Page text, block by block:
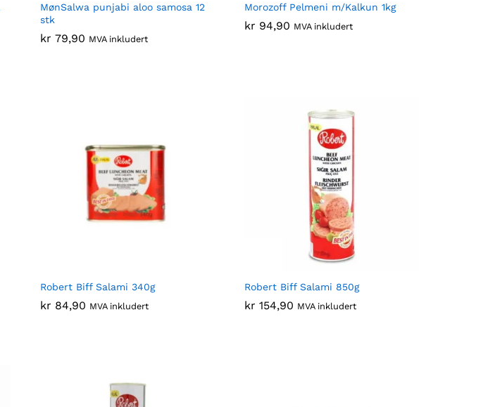
MønSalwa punjabi aloo samosa 12
stk
kr 79,90 MVA inkludert
kr 79,90
Morozoff Pelmeni m/Kalkun 1kg
kr 94,90 MVA inkludert
kr 94,90
Robert Biff Salami 340g
kr 84,90 MVA inkludert
kr 84,90
Robert Biff Salami 850g
kr 154,90 MVA inkludert
kr 154,90